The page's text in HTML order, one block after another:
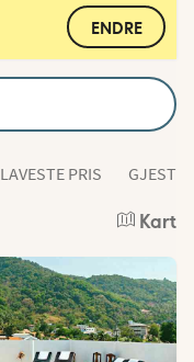
ENDRE
LAVESTE PRIS
Kart